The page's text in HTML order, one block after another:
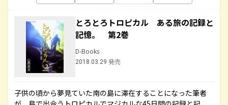
とろとろトロピカル ある旅の記録と
記憶。 第2巻
D-Books
2018.03.29 発売
子供の頃から夢見ていた南の島に滞在することになった筆者